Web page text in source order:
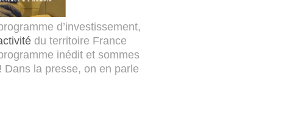
d’investissement,
du territoire France
inédit et sommes
Dans la presse, on en parle